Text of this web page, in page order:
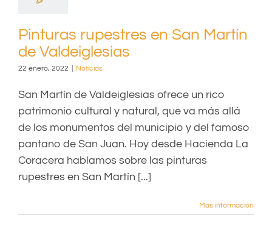
Pinturas rupestres en San Martín
de Valdeiglesias
22 enero, 2022 Noticias
San Martín de Valdeiglesias ofrece un rico
patrimonio cultural y natural, que va más allá
de los monumentos del municipio y del famoso
pantano de San Juan. Hoy desde Hacienda La
Coracera hablamos sobre las pinturas
rupestres en San Martín [...]
Más información